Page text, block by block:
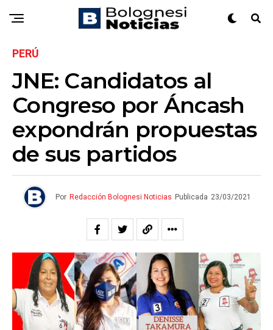
PERÚ
JNE: Candidatos al
Congreso por Áncash
expondrán propuestas
de sus partidos
Por Redacción Bolognesi Noticias Publicada 23/03/2021